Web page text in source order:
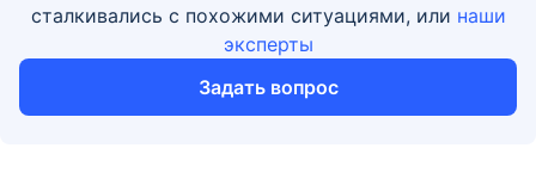
сталкивались с похожими ситуациями, или наши
эксперты
Задать вопрос